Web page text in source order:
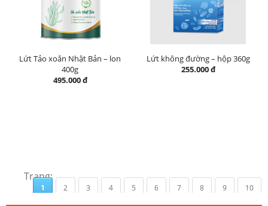
Lứt Tảo xoắn Nhật Bản – lon
400g
495.000 đ
Lứt không đường – hộp 360g
255.000 đ
Trang:
1 2 3 4 5 6 7 8 9 10